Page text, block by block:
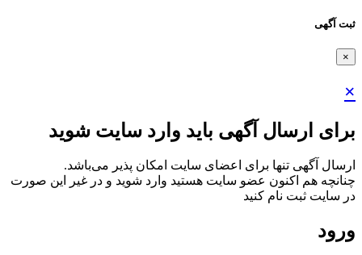
ثبت آگهی
×
×
برای ارسال آگهی باید وارد سایت شوید
ارسال آگهی تنها برای اعضای سایت امکان پذیر می‌باشد.
چنانچه هم‌ اکنون عضو سایت هستید وارد شوید و در غیر این صورت
در سایت ثبت نام کنید
ورود